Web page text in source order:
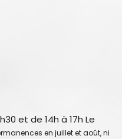
et de 14h à 17h Le
en juillet et août, ni